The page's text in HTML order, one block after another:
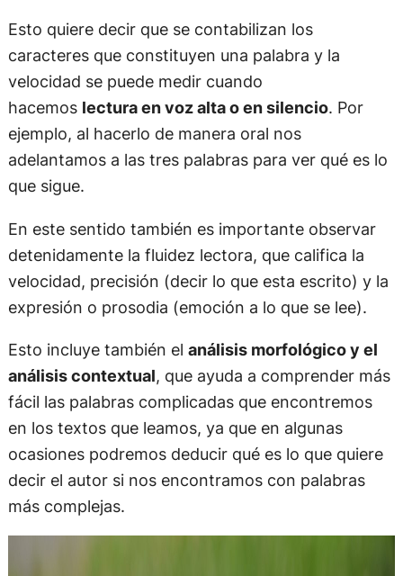
Esto quiere decir que se contabilizan los
caracteres que constituyen una palabra y la
velocidad se puede medir cuando
hacemos lectura en voz alta o en silencio. Por
ejemplo, al hacerlo de manera oral nos
adelantamos a las tres palabras para ver qué es lo
que sigue.
En este sentido también es importante observar
detenidamente la fluidez lectora, que califica la
velocidad, precisión (decir lo que esta escrito) y la
expresión o prosodia (emoción a lo que se lee).
Esto incluye también el análisis morfológico y el
análisis contextual, que ayuda a comprender más
fácil las palabras complicadas que encontremos
en los textos que leamos, ya que en algunas
ocasiones podremos deducir qué es lo que quiere
decir el autor si nos encontramos con palabras
más complejas.